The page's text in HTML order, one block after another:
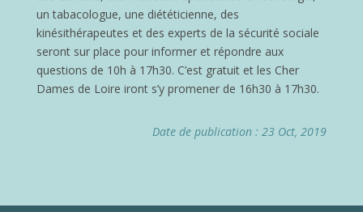
un tabacologue, une diététicienne, des
kinésithérapeutes et des experts de la sécurité sociale
seront sur place pour informer et répondre aux
questions de 10h à 17h30. C’est gratuit et les Cher
Dames de Loire iront s’y promener de 16h30 à 17h30.
Date de publication : 23 Oct, 2019